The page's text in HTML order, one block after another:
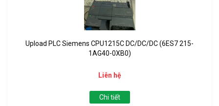
Upload PLC Siemens CPU1215C DC/DC/DC (6ES7 215-
1AG40-0XB0)
Liên hệ
Chi tiết